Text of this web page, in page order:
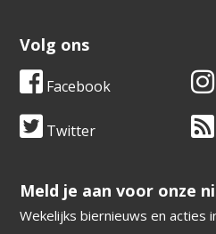
Volg ons
Facebook
Twitter
​​​​​​​Meld je aan voor onze
Wekelijks biernieuws en acties